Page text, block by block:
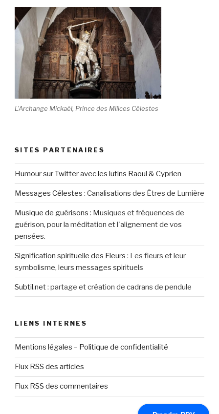
L'Archange Mickaël, Prince des Milices Célestes
SITES PARTENAIRES
Humour sur Twitter avec les lutins Raoul & Cyprien
Messages Célestes : Canalisations des Êtres de Lumière
Musique de guérisons : Musiques et fréquences de
guérison, pour la méditation et l'alignement de vos
pensées.
Signification spirituelle des Fleurs : Les fleurs et leur
symbolisme, leurs messages spirituels
Subtil.net: partage et création de cadrans de pendule
LIENS INTERNES
Mentions légales – Politique de confidentialité
Flux RSS des articles
Flux RSS des commentaires